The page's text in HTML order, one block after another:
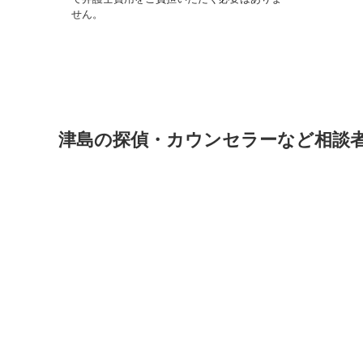
せん。
津島の探偵・カウンセラーなど相談